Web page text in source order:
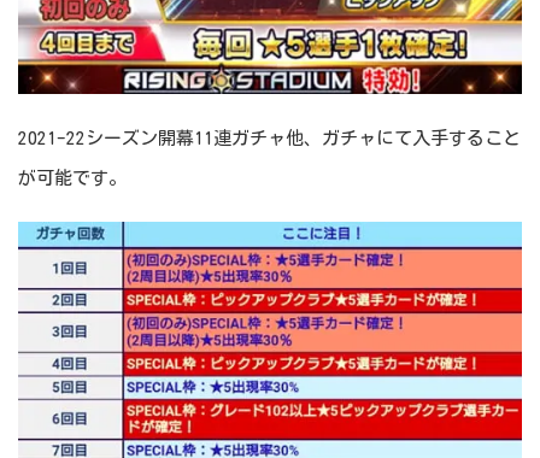
2021-22シーズン開幕11連ガチャ他、ガチャにて入手すること
が可能です。